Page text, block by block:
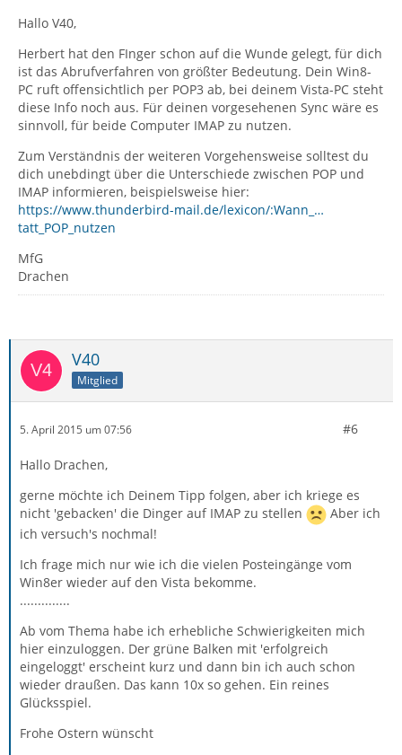
Hallo V40,
Herbert hat den FInger schon auf die Wunde gelegt, für dich
ist das Abrufverfahren von größter Bedeutung. Dein Win8-
PC ruft offensichtlich per POP3 ab, bei deinem Vista-PC steht
diese Info noch aus. Für deinen vorgesehenen Sync wäre es
sinnvoll, für beide Computer IMAP zu nutzen.
Zum Verständnis der weiteren Vorgehensweise solltest du
dich unebdingt über die Unterschiede zwischen POP und
IMAP informieren, beispielsweise hier:
https://www.thunderbird-mail.de/lexicon/:Wann_…
tatt_POP_nutzen
MfG
Drachen
V40
Mitglied
5. April 2015 um 07:56 #6
Hallo Drachen,
gerne möchte ich Deinem Tipp folgen, aber ich kriege es
nicht 'gebacken' die Dinger auf IMAP zu stellen
Aber ich
ich versuch's nochmal!
Ich frage mich nur wie ich die vielen Posteingänge vom
Win8er wieder auf den Vista bekomme.
..............
Ab vom Thema habe ich erhebliche Schwierigkeiten mich
hier einzuloggen. Der grüne Balken mit 'erfolgreich
eingeloggt' erscheint kurz und dann bin ich auch schon
wieder draußen. Das kann 10x so gehen. Ein reines
Glücksspiel.
Frohe Ostern wünscht